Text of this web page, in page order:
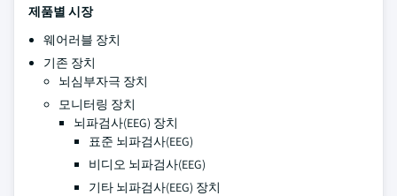
제품별 시장
웨어러블 장치
기존 장치
뇌심부자극 장치
모니터링 장치
뇌파검사(EEG) 장치
표준 뇌파검사(EEG)
비디오 뇌파검사(EEG)
기타 뇌파검사(EEG) 장치